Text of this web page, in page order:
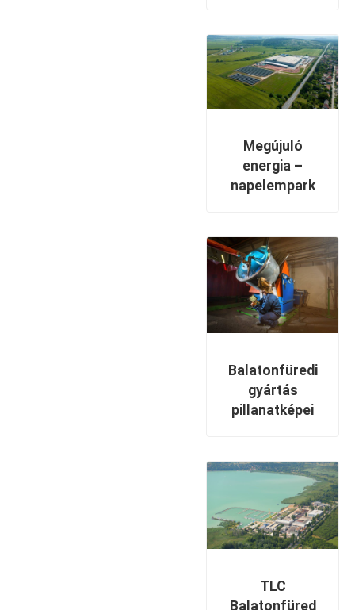
Megújuló
energia –
napelempark
Balatonfüredi
gyártás
pillanatképei
TLC
Balatonfüred